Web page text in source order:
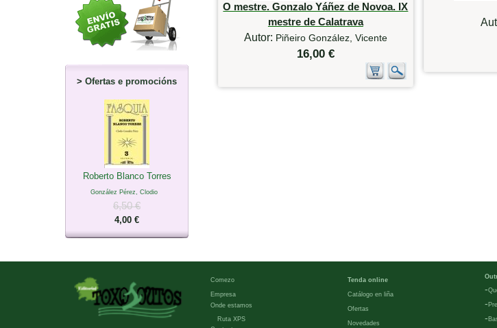
> Ofertas e promocións
Roberto Blanco Torres
González Pérez, Clodio
6,50 €
4,00 €
O mestre. Gonzalo Yáñez de Novoa. IX
mestre de Calatrava
Autor: Piñeiro González, Vicente
16,00 €
Comezo
Empresa
Onde estamos
Ruta XPS
Tenda online
Catálogo en liña
Ofertas
Novedades
-
-
-